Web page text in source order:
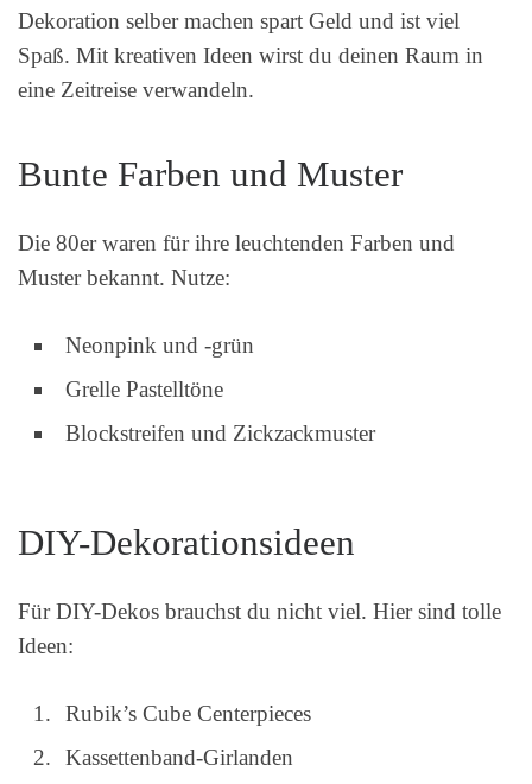
Dekoration selber machen spart Geld und ist viel
Spaß. Mit kreativen Ideen wirst du deinen Raum in
eine Zeitreise verwandeln.
Bunte Farben und Muster
Die 80er waren für ihre leuchtenden Farben und
Muster bekannt. Nutze:
Neonpink und -grün
Grelle Pastelltöne
Blockstreifen und Zickzackmuster
DIY-Dekorationsideen
Für DIY-Dekos brauchst du nicht viel. Hier sind tolle
Ideen:
Rubik’s Cube Centerpieces
Kassettenband-Girlanden